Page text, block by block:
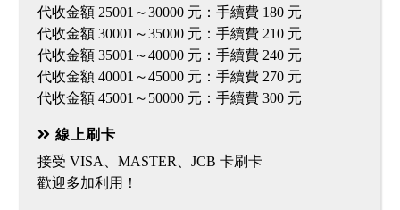
代收金額 25001～30000 元：手續費 180 元
代收金額 30001～35000 元：手續費 210 元
代收金額 35001～40000 元：手續費 240 元
代收金額 40001～45000 元：手續費 270 元
線上刷卡
接受 VISA、MASTER、JCB 卡刷卡
歡迎多加利用！